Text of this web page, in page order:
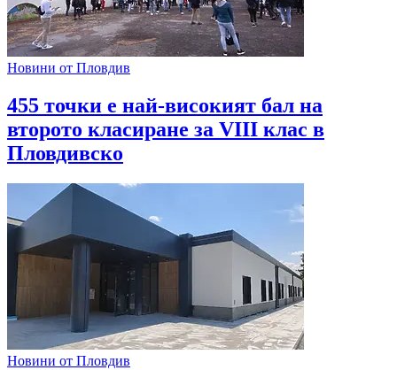
Новини от Пловдив
455 точки е най-високият бал на
второто класиране за VIII клас в
Пловдивско
Новини от Пловдив